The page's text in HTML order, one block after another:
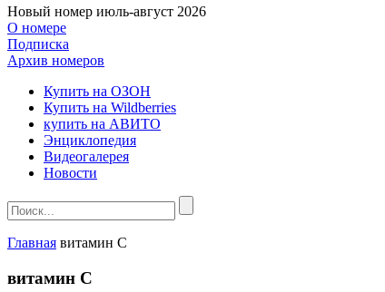
Новый номер июль-август 2026
О номере
Подписка
Архив номеров
Купить на ОЗОН
Купить на Wildberries
купить на АВИТО
Энциклопедия
Видеогалерея
Новости
Главная витамин C
витамин C